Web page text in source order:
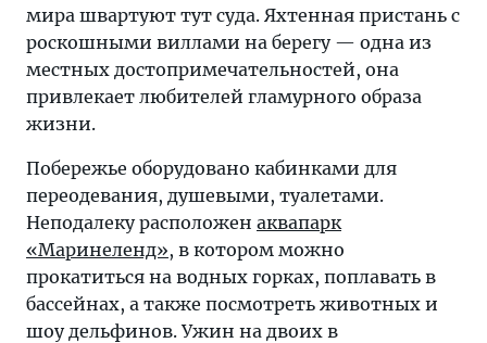
мира швартуют тут суда. Яхтенная пристань с
роскошными виллами на берегу — одна из
местных достопримечательностей, она
привлекает любителей гламурного образа
жизни.
Побережье оборудовано кабинками для
переодевания, душевыми, туалетами.
Неподалеку расположен аквапарк
«Маринеленд», в котором можно
прокатиться на водных горках, поплавать в
бассейнах, а также посмотреть животных и
шоу дельфинов. Ужин на двоих в